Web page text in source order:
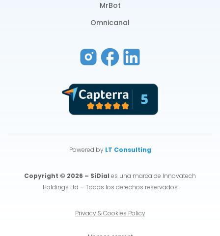
MrBot
Omnicanal
Powered by LT Consulting
Copyright © 2026 – SiDial es una marca de Innovatech
Holdings Ltd – Todos los derechos reservados
Privacy & Cookies Policy